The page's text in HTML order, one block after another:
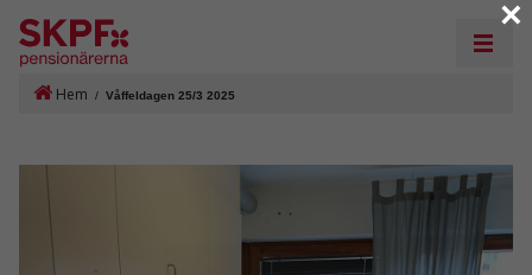
Hem / Våffeldagen 25/3 2025
×